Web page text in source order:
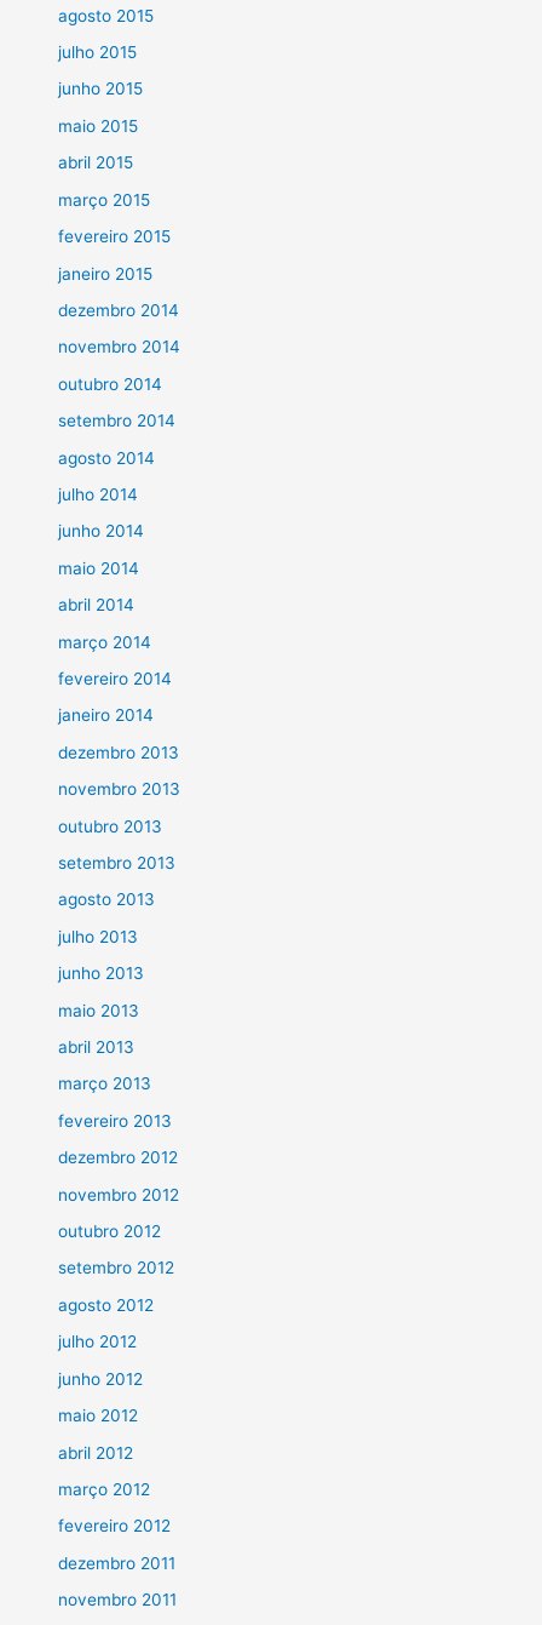
agosto 2015
julho 2015
junho 2015
maio 2015
abril 2015
março 2015
fevereiro 2015
janeiro 2015
dezembro 2014
novembro 2014
outubro 2014
setembro 2014
agosto 2014
julho 2014
junho 2014
maio 2014
abril 2014
março 2014
fevereiro 2014
janeiro 2014
dezembro 2013
novembro 2013
outubro 2013
setembro 2013
agosto 2013
julho 2013
junho 2013
maio 2013
abril 2013
março 2013
fevereiro 2013
dezembro 2012
novembro 2012
outubro 2012
setembro 2012
agosto 2012
julho 2012
junho 2012
maio 2012
abril 2012
março 2012
fevereiro 2012
dezembro 2011
novembro 2011